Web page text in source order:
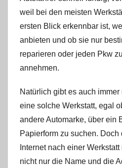
weil bei den meisten
ersten Blick erkennbar ist,
anbieten und ob sie nur
reparieren oder jeden Pkw
annehmen.
Natürlich gibt es auch
eine solche Werkstatt, egal
andere Automarke, über ein
Papierform zu suchen.
Internet nach einer
nicht nur die Name und die